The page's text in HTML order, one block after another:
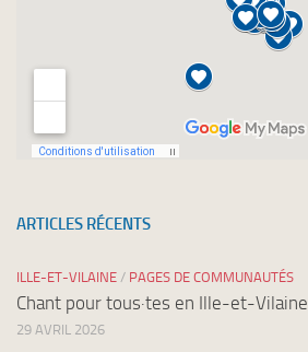
ARTICLES RÉCENTS
ILLE-ET-VILAINE / PAGES DE COMMUNAUTÉS
Chant pour tous·tes en Ille-et-Vilaine
29 AVRIL 2026